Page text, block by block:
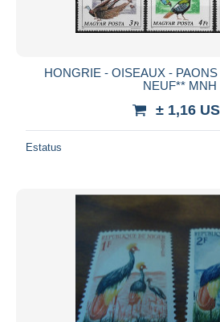
HONGRIE - OISEAUX - PAONS
NEUF** MNH
± 1,16
Estatus